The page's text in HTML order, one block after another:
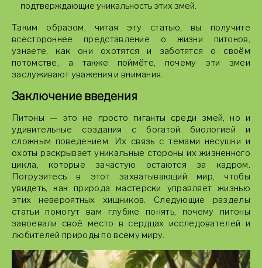
подтверждающие уникальность этих змей.
Таким образом, читая эту статью, вы получите
всестороннее представление о жизни питонов,
узнаете, как они охотятся и заботятся о своём
потомстве, а также поймёте, почему эти змеи
заслуживают уважения и внимания.
Заключение введения
Питоны — это не просто гиганты среди змей, но и
удивительные создания с богатой биологией и
сложным поведением. Их связь с темами несушки и
охоты раскрывает уникальные стороны их жизненного
цикла, которые зачастую остаются за кадром.
Погрузитесь в этот захватывающий мир, чтобы
увидеть, как природа мастерски управляет жизнью
этих невероятных хищников. Следующие разделы
статьи помогут вам глубже понять, почему питоны
завоевали своё место в сердцах исследователей и
любителей природы по всему миру.